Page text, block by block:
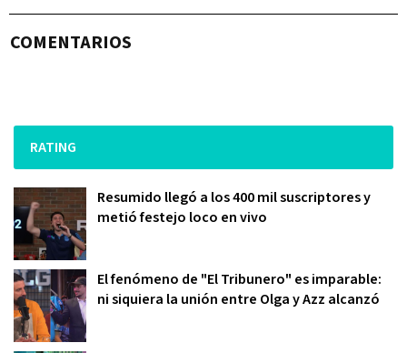
COMENTARIOS
RATING
Resumido llegó a los 400 mil suscriptores y
metió festejo loco en vivo
El fenómeno de "El Tribunero" es imparable:
ni siquiera la unión entre Olga y Azz alcanzó